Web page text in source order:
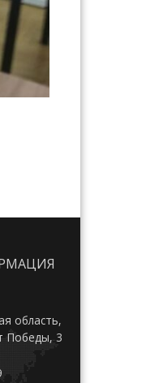
область,
Победы, 3